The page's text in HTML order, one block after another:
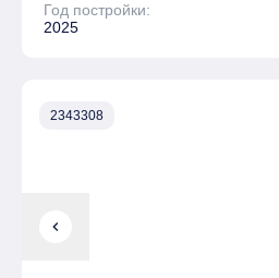
Год постройки:
2025
chevron_left
2343308